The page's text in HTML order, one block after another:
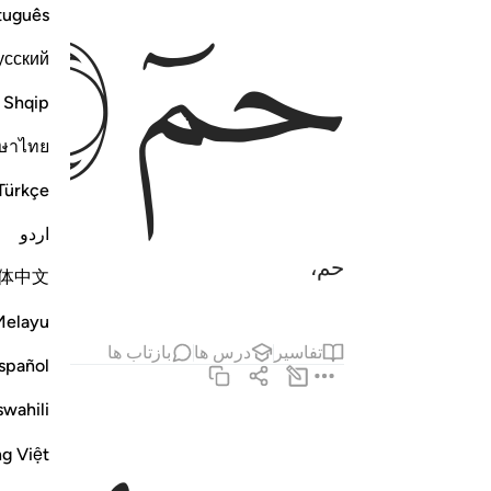
Shqip
าไทย
اردو
中文
Việt
ﲁ
حم،
تفاسیر درس ها بازتاب ها